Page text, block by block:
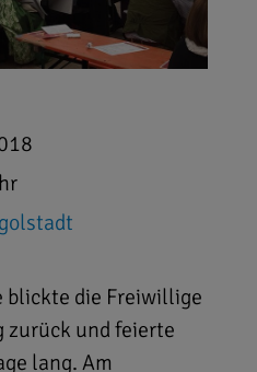
blickte die Freiwillige
zurück und feierte
lang. Am